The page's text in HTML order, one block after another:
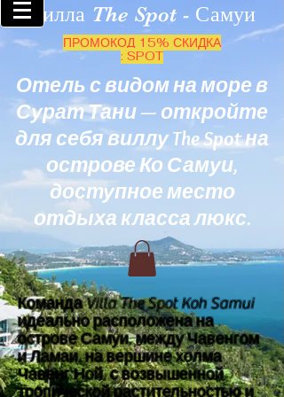
Вилла The Spot - Самуи
ПРОМОКОД 15% СКИДКА
: SPOT
Отель с видом на море в
Сурат Тани — откройте
для себя виллу The Spot на
острове Ко Самуи,
доступное место
отдыха класса люкс.
Команда Villa The Spot Koh Samui
идеально расположена на
острове Самуи, между Чавенгом
и Ламаи, на вершине холма
Чавенг Ной, с возвышенной
тропической растительностью и